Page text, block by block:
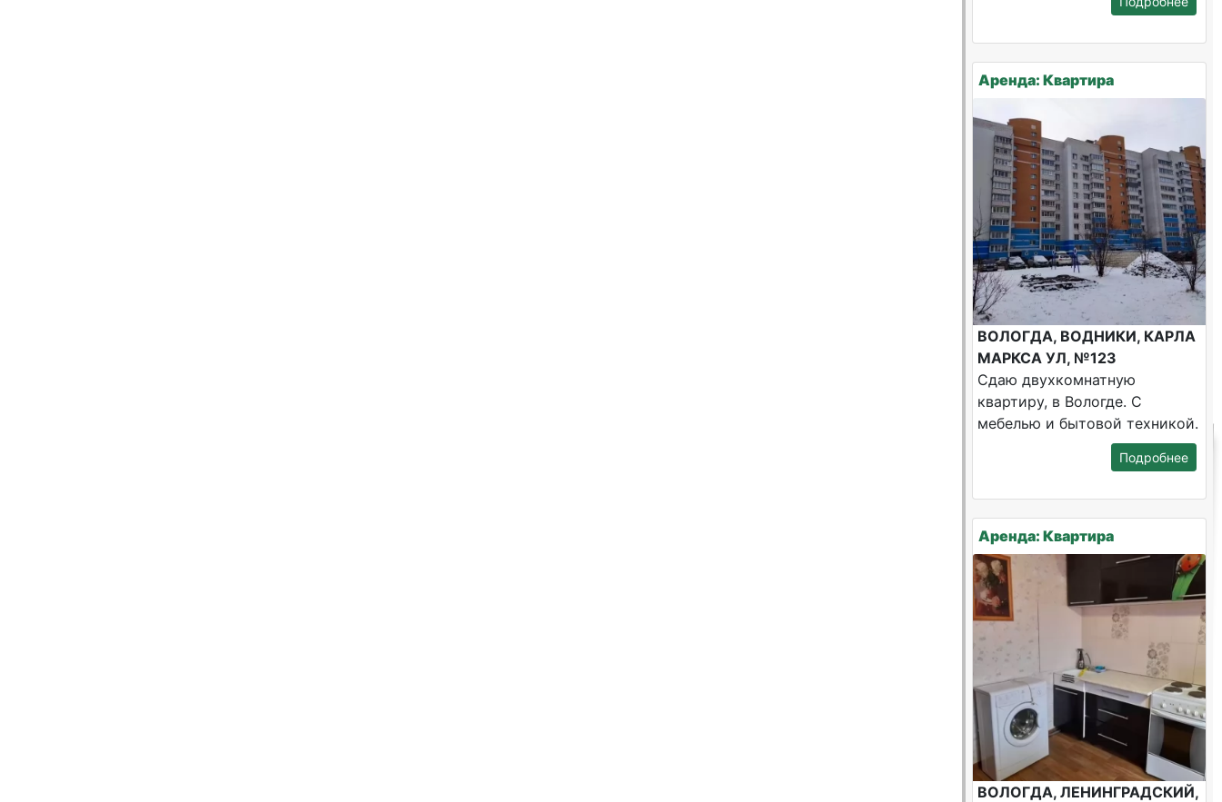
Аренда: Квартира
ВОЛОГДА, ВОДНИКИ, КАРЛА
МАРКСА УЛ, №123
Сдаю двухкомнатную
квартиру, в Вологде. С
мебелью и бытовой техникой.
Подробнее
Аренда: Квартира
ВОЛОГДА, ЛЕНИНГРАДСКИЙ,